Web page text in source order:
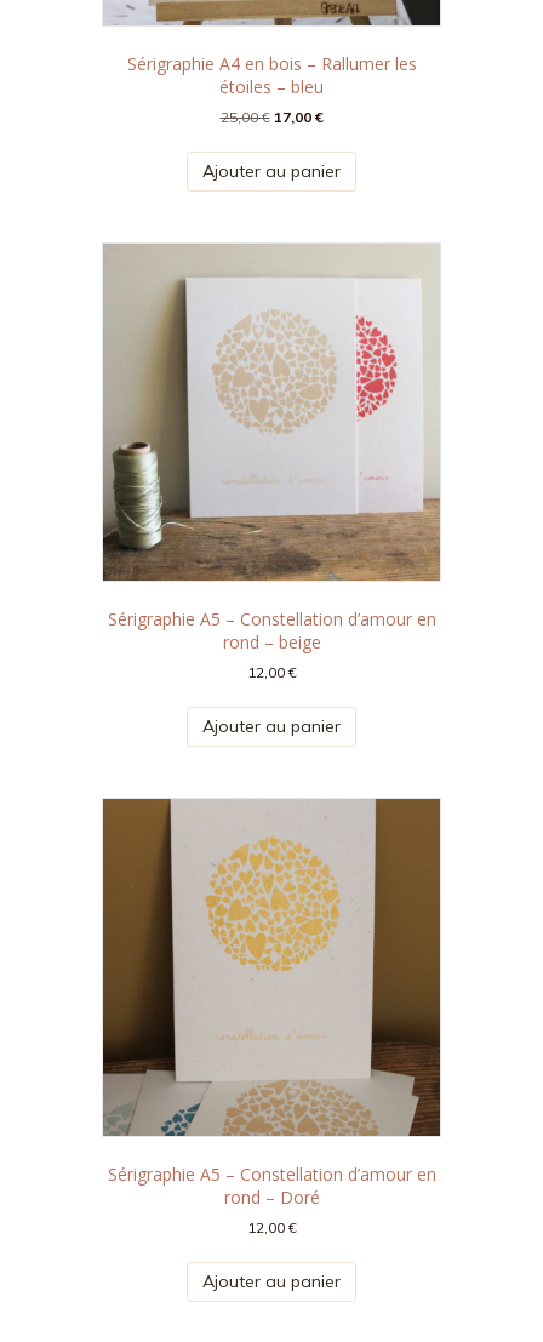
Sérigraphie A4 en bois – Rallumer les
étoiles – bleu
25,00€ Le
initial
était :
17,00 €Le
actuel
est :
Ajouter au panier
Sérigraphie A5 – Constellation d’amour en
rond – beige
12,00€
Ajouter au panier
Sérigraphie A5 – Constellation d’amour en
rond – Doré
12,00€
Ajouter au panier